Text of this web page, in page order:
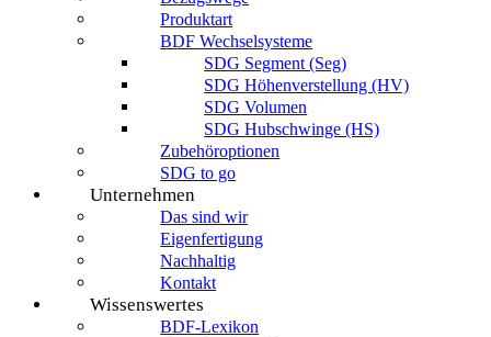
Produktart
BDF Wechselsysteme
SDG Segment (Seg)
SDG Höhenverstellung (HV)
SDG Volumen
SDG Hubschwinge (HS)
Zubehöroptionen
SDG to go
Unternehmen
Das sind wir
Eigenfertigung
Nachhaltig
Kontakt
Wissenswertes
BDF-Lexikon